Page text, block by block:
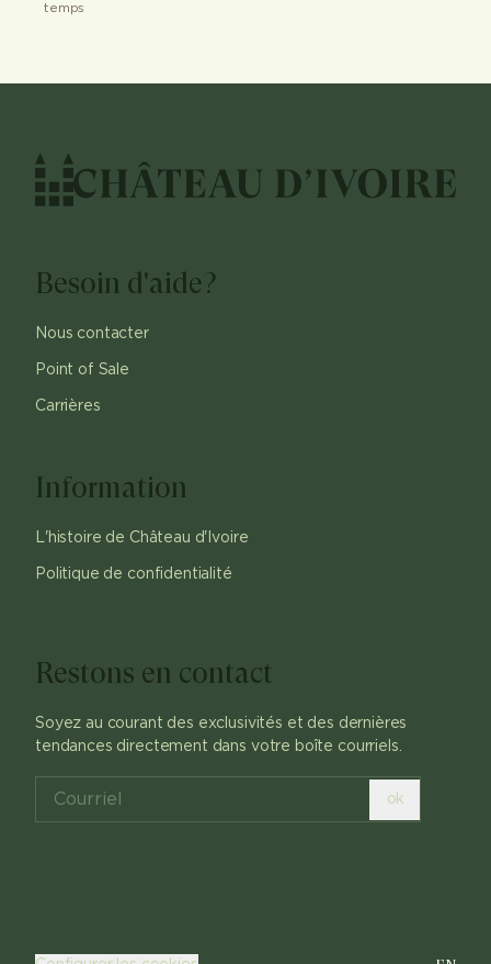
temps
Besoin d'aide?
Nous contacter
Point of Sale
Carrières
Information
L'histoire de Château d'Ivoire
Politique de confidentialité
Restons en contact
Soyez au courant des exclusivités et des dernières
tendances directement dans votre boîte courriels.
ok